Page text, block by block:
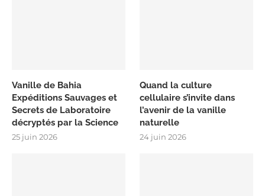
Vanille de Bahia
Expéditions Sauvages et
Secrets de Laboratoire
décryptés par la Science
25 juin 2026
Quand la culture
cellulaire s’invite dans
l’avenir de la vanille
naturelle
24 juin 2026